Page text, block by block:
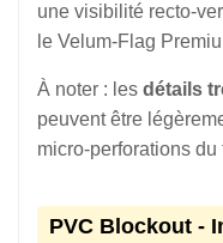
une visibilité recto-
le Velum-Flag
À noter : les détails
peuvent être
micro-perforations du
PVC Blockout -